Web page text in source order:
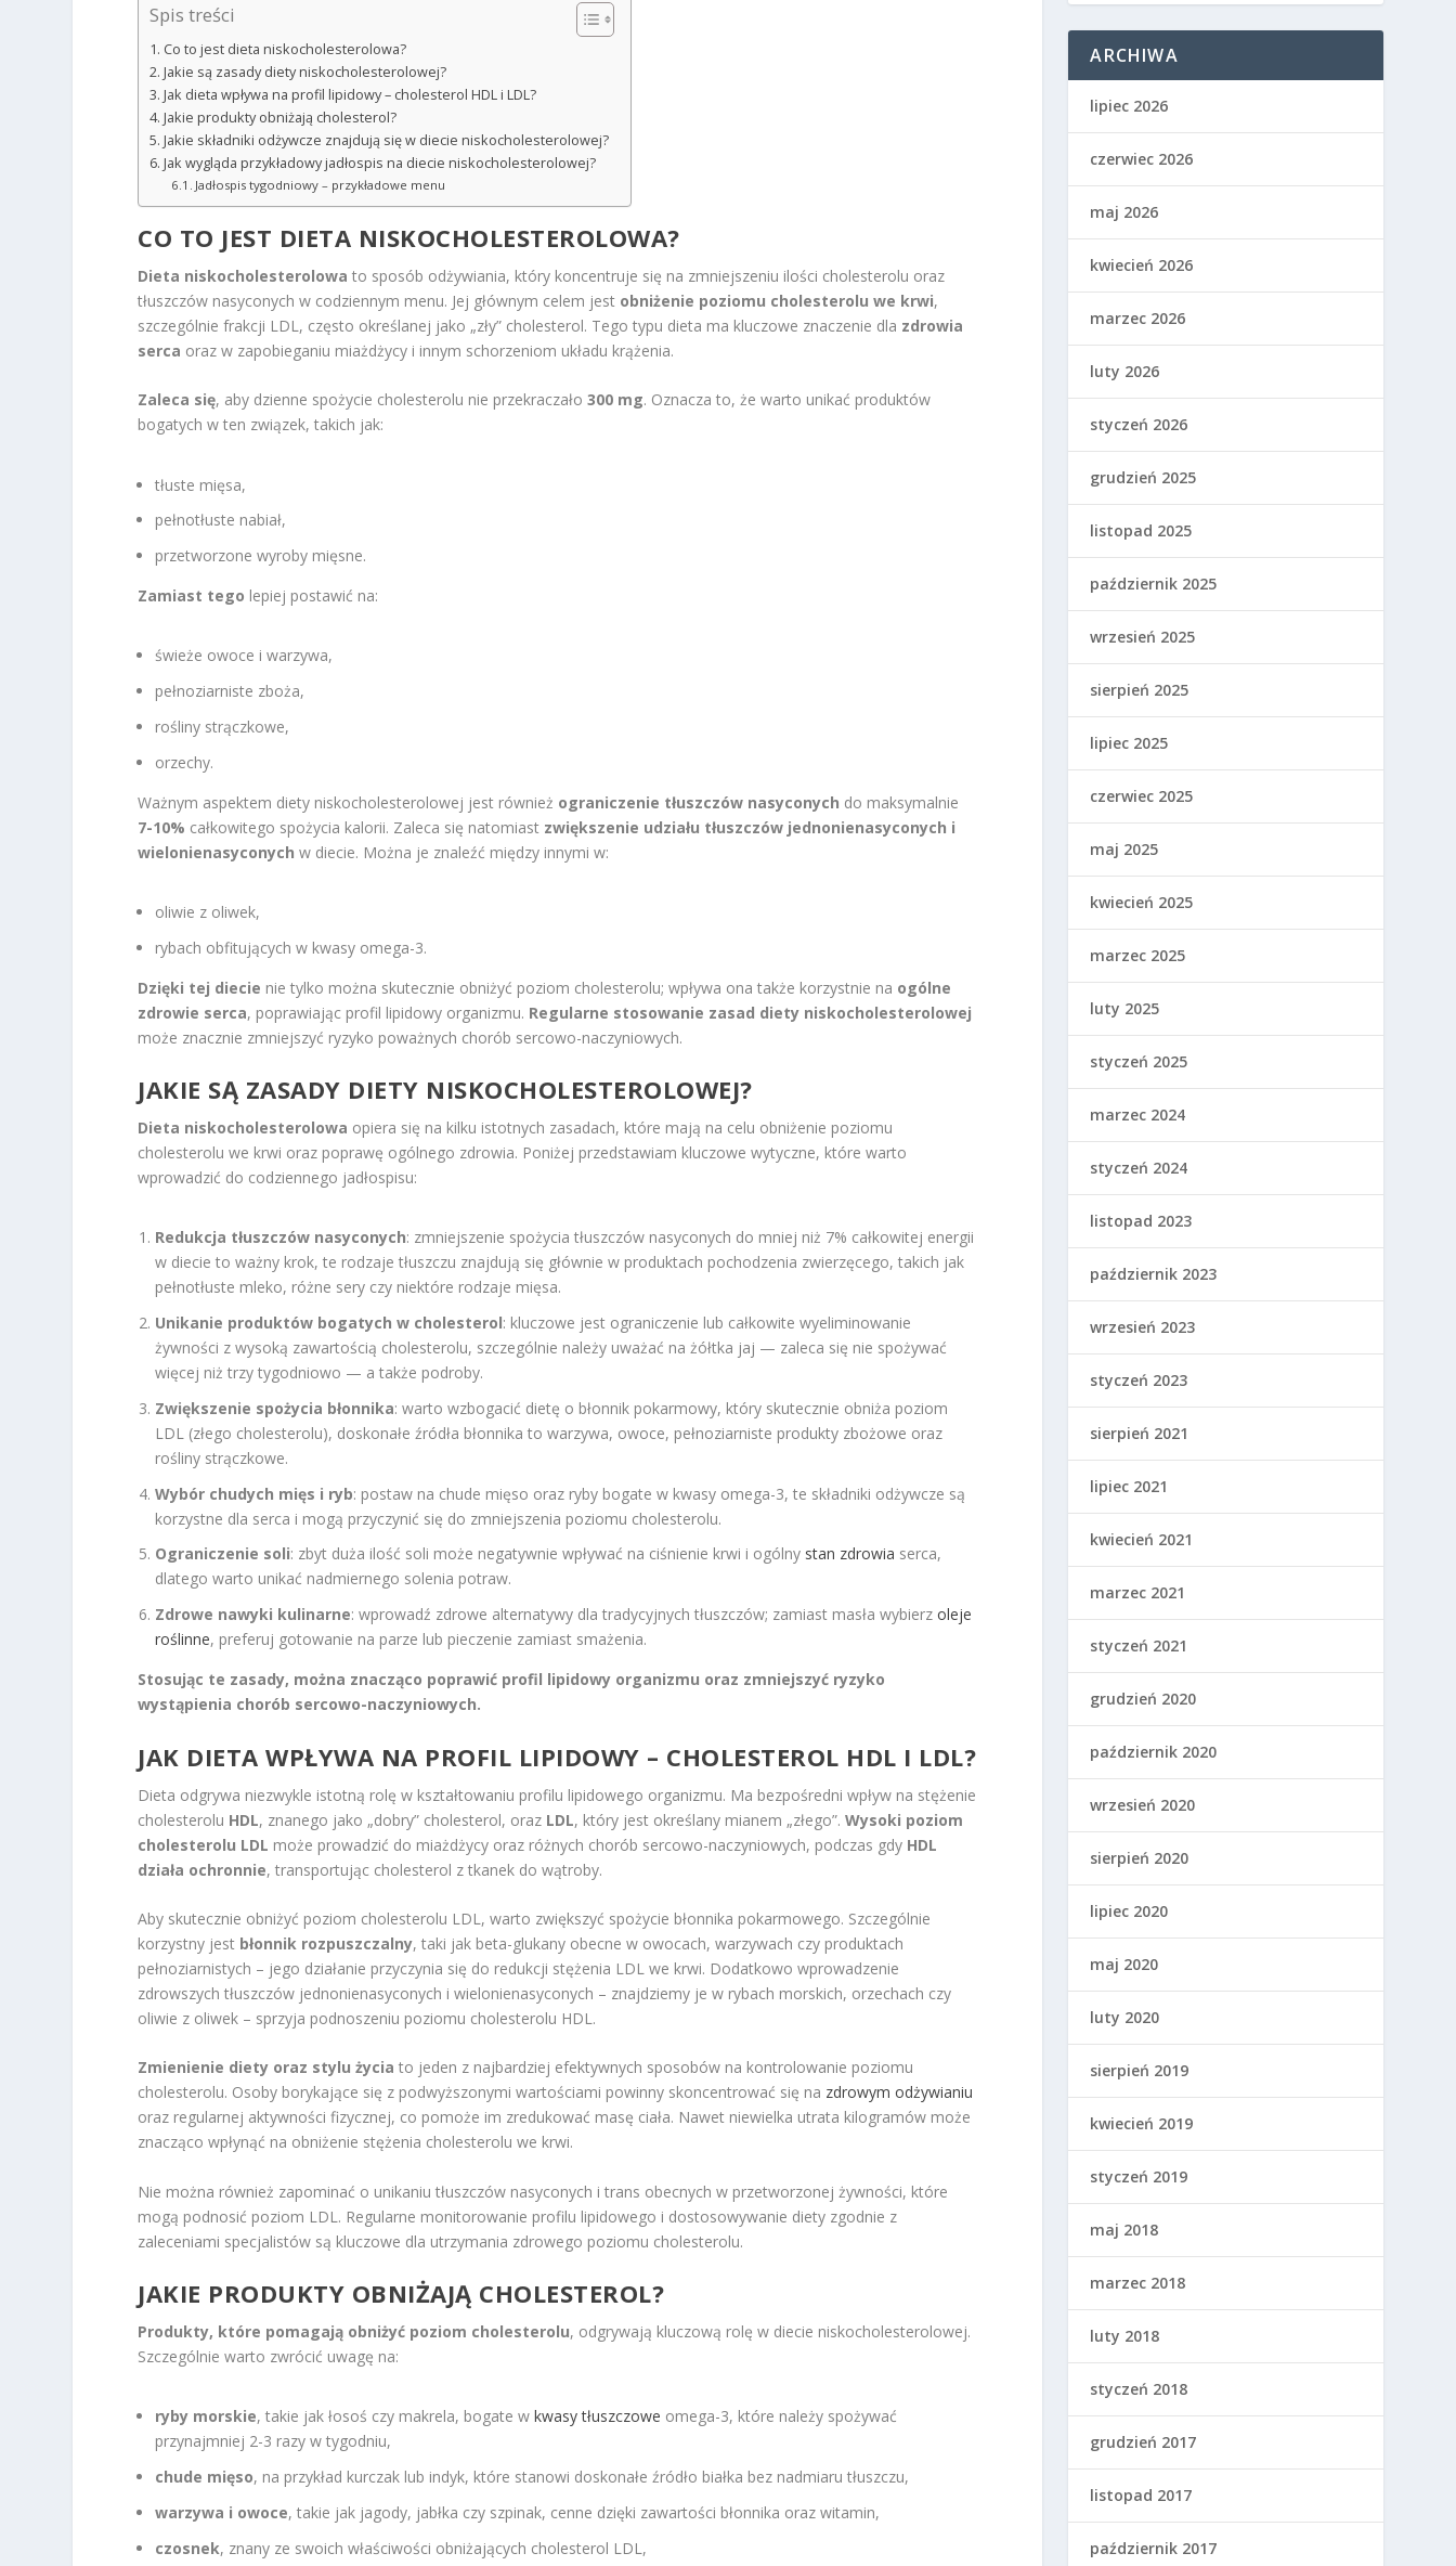
Spis treści
Co to jest dieta niskocholesterolowa?
Jakie są zasady diety niskocholesterolowej?
Jak dieta wpływa na profil lipidowy – cholesterol HDL i LDL?
Jakie produkty obniżają cholesterol?
Jakie składniki odżywcze znajdują się w diecie niskocholesterolowej?
Jak wygląda przykładowy jadłospis na diecie niskocholesterolowej?
Jadłospis tygodniowy – przykładowe menu
CO TO JEST DIETA NISKOCHOLESTEROLOWA?
Dieta niskocholesterolowa to sposób odżywiania, który koncentruje się na zmniejszeniu ilości cholesterolu oraz
tłuszczów nasyconych w codziennym menu. Jej głównym celem jest obniżenie poziomu cholesterolu we krwi,
szczególnie frakcji LDL, często określanej jako „zły” cholesterol. Tego typu dieta ma kluczowe znaczenie dla zdrowia
serca oraz w zapobieganiu miażdżycy i innym schorzeniom układu krążenia.
Zaleca się, aby dzienne spożycie cholesterolu nie przekraczało300 mg. Oznacza to, że warto unikać produktów
bogatych w ten związek, takich jak:
tłuste mięsa,
pełnotłuste nabiał,
przetworzone wyroby mięsne.
Zamiast tego lepiej postawić na:
świeże owoce i warzywa,
pełnoziarniste zboża,
rośliny strączkowe,
orzechy.
Ważnym aspektem diety niskocholesterolowej jest również ograniczenie tłuszczów nasyconych do maksymalnie
7-10% całkowitego spożycia kalorii. Zaleca się natomiast zwiększenie udziału tłuszczów jednonienasyconych i
wielonienasyconych w diecie. Można je znaleźć między innymi w:
oliwie z oliwek,
rybach obfitujących w kwasy omega-3.
Dzięki tej diecie nie tylko można skutecznie obniżyć poziom cholesterolu; wpływa ona także korzystnie na ogólne
zdrowie serca, poprawiając profil lipidowy organizmu. Regularne stosowanie zasad diety niskocholesterolowej
może znacznie zmniejszyć ryzyko poważnych chorób sercowo-naczyniowych.
JAKIE SĄ ZASADY DIETY NISKOCHOLESTEROLOWEJ?
Dieta niskocholesterolowa opiera się na kilku istotnych zasadach, które mają na celu obniżenie poziomu
cholesterolu we krwi oraz poprawę ogólnego zdrowia. Poniżej przedstawiam kluczowe wytyczne, które warto
wprowadzić do codziennego jadłospisu:
Redukcja tłuszczów nasyconych: zmniejszenie spożycia tłuszczów nasyconych do mniej niż 7% całkowitej energii
w diecie to ważny krok, te rodzaje tłuszczu znajdują się głównie w produktach pochodzenia zwierzęcego, takich jak
pełnotłuste mleko, różne sery czy niektóre rodzaje mięsa.
Unikanie produktów bogatych w cholesterol: kluczowe jest ograniczenie lub całkowite wyeliminowanie
żywności z wysoką zawartością cholesterolu, szczególnie należy uważać na żółtka jaj — zaleca się nie spożywać
więcej niż trzy tygodniowo — a także podroby.
Zwiększenie spożycia błonnika: warto wzbogacić dietę o błonnik pokarmowy, który skutecznie obniża poziom
LDL (złego cholesterolu), doskonałe źródła błonnika to warzywa, owoce, pełnoziarniste produkty zbożowe oraz
rośliny strączkowe.
Wybór chudych mięs i ryb: postaw na chude mięso oraz ryby bogate w kwasy omega-3, te składniki odżywcze są
korzystne dla serca i mogą przyczynić się do zmniejszenia poziomu cholesterolu.
Ograniczenie soli: zbyt duża ilość soli może negatywnie wpływać na ciśnienie krwi i ogólny stan zdrowia serca,
dlatego warto unikać nadmiernego solenia potraw.
Zdrowe nawyki kulinarne: wprowadź zdrowe alternatywy dla tradycyjnych tłuszczów; zamiast masła wybierzoleje
roślinne, preferuj gotowanie na parze lub pieczenie zamiast smażenia.
Stosując te zasady, można znacząco poprawić profil lipidowy organizmu oraz zmniejszyć ryzyko
wystąpienia chorób sercowo-naczyniowych.
JAK DIETA WPŁYWA NA PROFIL LIPIDOWY – CHOLESTEROL HDL I LDL?
Dieta odgrywa niezwykle istotną rolę w kształtowaniu profilu lipidowego organizmu. Ma bezpośredni wpływ na stężenie
cholesterolu HDL, znanego jako „dobry” cholesterol, oraz LDL, który jest określany mianem „złego”.Wysoki poziom
cholesterolu LDL może prowadzić do miażdżycy oraz różnych chorób sercowo-naczyniowych, podczas gdy HDL
działa ochronnie, transportując cholesterol z tkanek do wątroby.
Aby skutecznie obniżyć poziom cholesterolu LDL, warto zwiększyć spożycie błonnika pokarmowego. Szczególnie
korzystny jest błonnik rozpuszczalny, taki jak beta-glukany obecne w owocach, warzywach czy produktach
pełnoziarnistych – jego działanie przyczynia się do redukcji stężenia LDL we krwi. Dodatkowo wprowadzenie
zdrowszych tłuszczów jednonienasyconych i wielonienasyconych – znajdziemy je w rybach morskich, orzechach czy
oliwie z oliwek – sprzyja podnoszeniu poziomu cholesterolu HDL.
Zmienienie diety oraz stylu życia to jeden z najbardziej efektywnych sposobów na kontrolowanie poziomu
cholesterolu. Osoby borykające się z podwyższonymi wartościami powinny skoncentrować się na zdrowym odżywianiu
oraz regularnej aktywności fizycznej, co pomoże im zredukować masę ciała. Nawet niewielka utrata kilogramów może
znacząco wpłynąć na obniżenie stężenia cholesterolu we krwi.
Nie można również zapominać o unikaniu tłuszczów nasyconych i trans obecnych w przetworzonej żywności, które
mogą podnosić poziom LDL. Regularne monitorowanie profilu lipidowego i dostosowywanie diety zgodnie z
zaleceniami specjalistów są kluczowe dla utrzymania zdrowego poziomu cholesterolu.
JAKIE PRODUKTY OBNIŻAJĄ CHOLESTEROL?
Produkty, które pomagają obniżyć poziom cholesterolu, odgrywają kluczową rolę w diecie niskocholesterolowej.
Szczególnie warto zwrócić uwagę na:
ryby morskie, takie jak łosoś czy makrela, bogate wkwasy tłuszczowe omega-3, które należy spożywać
przynajmniej 2-3 razy w tygodniu,
chude mięso, na przykład kurczak lub indyk, które stanowi doskonałe źródło białka bez nadmiaru tłuszczu,
warzywa i owoce, takie jak jagody, jabłka czy szpinak, cenne dzięki zawartości błonnika oraz witamin,
czosnek, znany ze swoich właściwości obniżających cholesterol LDL,
ARCHIWA
lipiec 2026
czerwiec 2026
maj 2026
kwiecień 2026
marzec 2026
luty 2026
styczeń 2026
grudzień 2025
listopad 2025
październik 2025
wrzesień 2025
sierpień 2025
lipiec 2025
czerwiec 2025
maj 2025
kwiecień 2025
marzec 2025
luty 2025
styczeń 2025
marzec 2024
styczeń 2024
listopad 2023
październik 2023
wrzesień 2023
styczeń 2023
sierpień 2021
lipiec 2021
kwiecień 2021
marzec 2021
styczeń 2021
grudzień 2020
październik 2020
wrzesień 2020
sierpień 2020
lipiec 2020
maj 2020
luty 2020
sierpień 2019
kwiecień 2019
styczeń 2019
maj 2018
marzec 2018
luty 2018
styczeń 2018
grudzień 2017
listopad 2017
październik 2017